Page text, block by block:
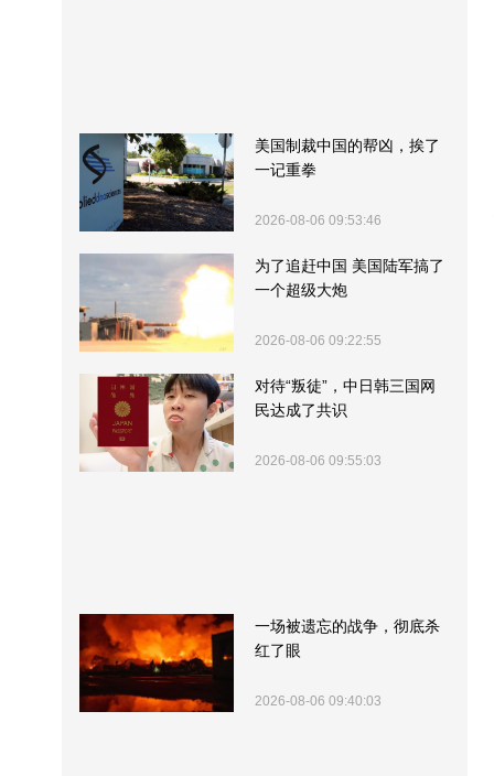
美国制裁中国的帮凶，挨了
一记重拳
2026-08-06 09:53:46
为了追赶中国 美国陆军搞了
一个超级大炮
2026-08-06 09:22:55
对待“叛徒”，中日韩三国网
民达成了共识
2026-08-06 09:55:03
一场被遗忘的战争，彻底杀
红了眼
2026-08-06 09:40:03